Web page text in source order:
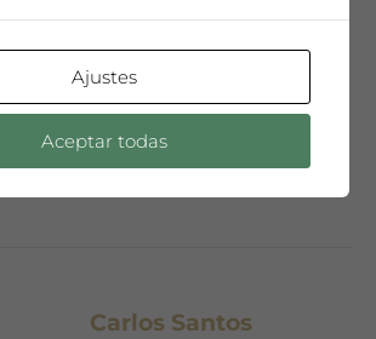
que te emocionará…
Carlos Santos
Ajustes
Aceptar todas